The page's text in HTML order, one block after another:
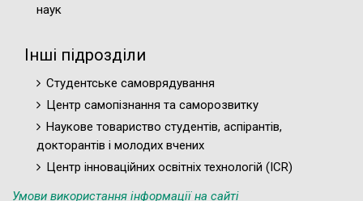
наук
Інші підрозділи
Студентське самоврядування
Центр самопізнання та саморозвитку
Наукове товариство студентів, аспірантів,
докторантів і молодих вчених
Центр інноваційних освітніх технологій (ICR)
Умови використання інформації на сайті